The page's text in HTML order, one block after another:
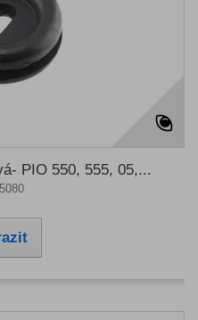
PIO 550, 555, 05,...